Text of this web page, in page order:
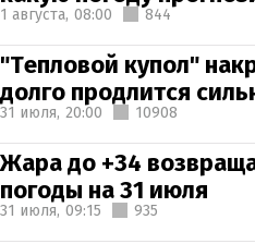
1 августа, 08:00 844
"Тепловой купол"
долго продлится
31 июля, 20:00 10908
Жара до +34
погоды на 31 июля
31 июля, 09:15 935